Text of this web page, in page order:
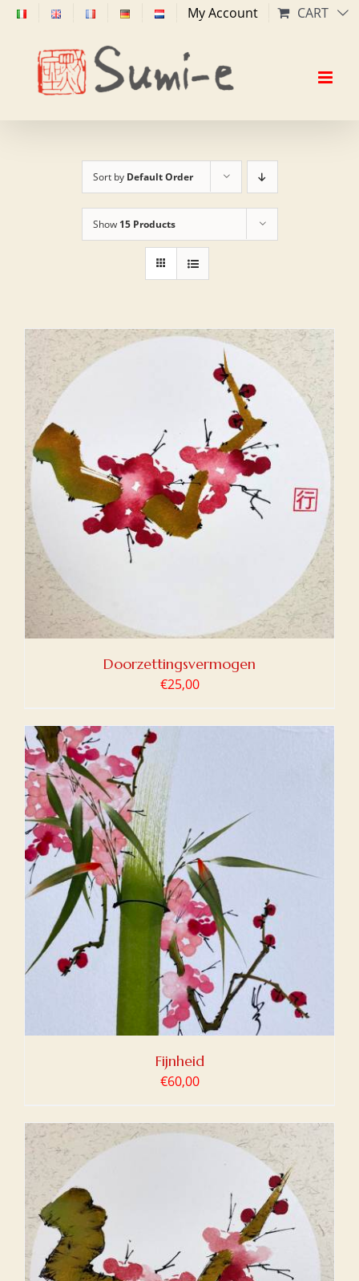
Skip
content
My Account CART
Sort by Default Order
Show 15 Products
Doorzettingsvermogen
€25,00
Fijnheid
€60,00